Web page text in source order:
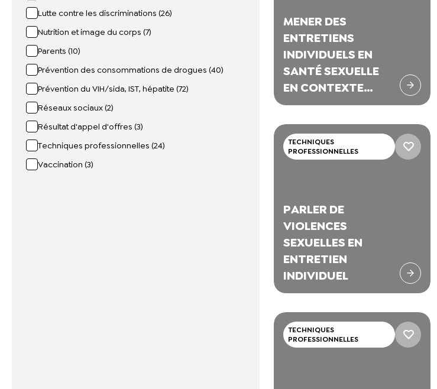
Lutte contre les discriminations (26)
Nutrition et image du corps (7)
Parents (10)
Prévention des consommations de drogues (40)
Prévention du VIH/sida, IST, hépatite (72)
Réseaux sociaux (2)
Résultat d'appel d'offres (3)
Techniques professionnelles (24)
Vaccination (3)
MENER DES
ENTRETIENS
INDIVIDUELS EN
SANTÉ SEXUELLE
EN CONTEXTE
D’OFFICINE
TECHNIQUES
PROFESSIONNELLES
PARLER DE
VIOLENCES
SEXUELLES EN
ENTRETIEN
INDIVIDUEL
TECHNIQUES
PROFESSIONNELLES